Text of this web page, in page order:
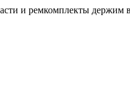
и ремкомплекты